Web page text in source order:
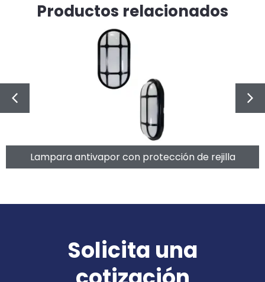
Productos relacionados
Lampara antivapor con protección de rejilla
Solicita una